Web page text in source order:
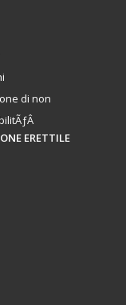
di non
ERETTILE